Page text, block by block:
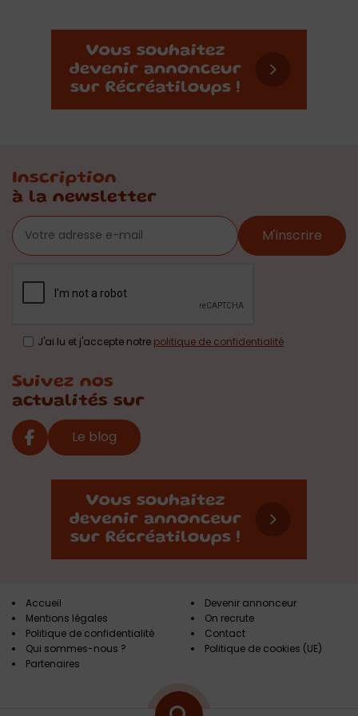
Inscription
à la newsletter
M'inscrire
J'ai lu et j'accepte notre politique de confidentialité
Suivez nos
actualités sur
Le blog
Accueil
Mentions légales
Politique de confidentialité
Qui sommes-nous ?
Partenaires
Devenir annonceur
On recrute
Contact
Politique de cookies (UE)